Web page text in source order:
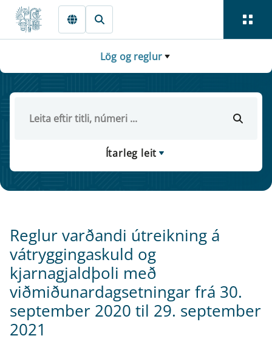
Fara beint í Meginmál
Lög og reglur
Ítarleg leit
Reglur varðandi útreikning á
vátryggingaskuld og
kjarnagjaldþoli með
viðmiðunardagsetningar frá 30.
september 2020 til 29. september
2021